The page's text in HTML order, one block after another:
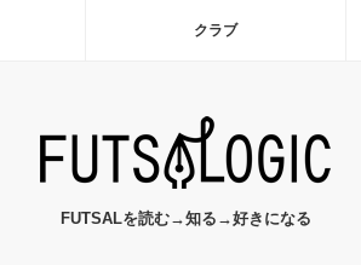
クラブ
FUTSALを読む→知る→好きになる